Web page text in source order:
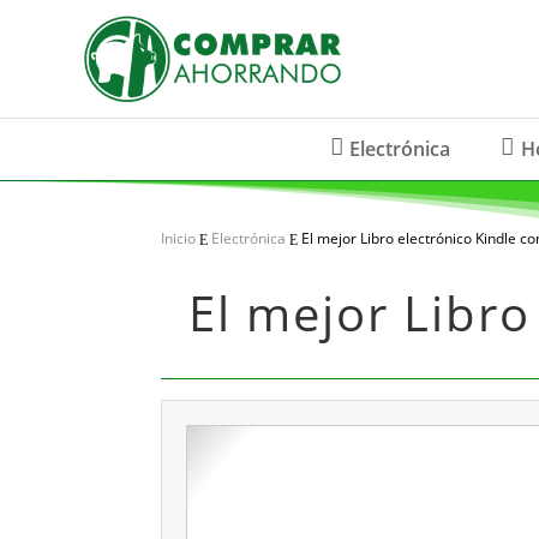
Electrónica
Inicio E Electrónica E El mejor Libro electrónico Kindle
El mejor